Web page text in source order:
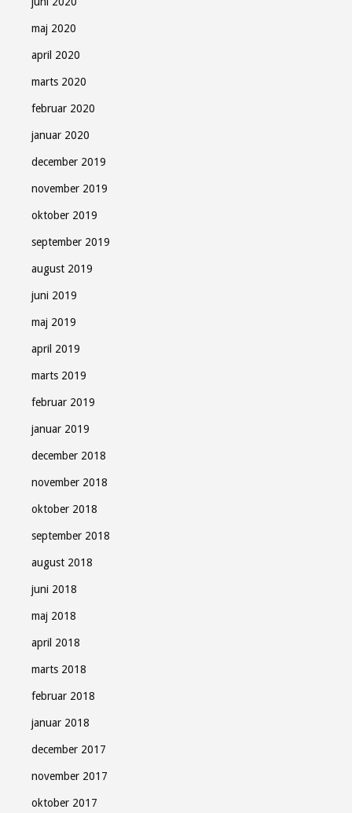
maj 2020
april 2020
marts 2020
februar 2020
januar 2020
december 2019
november 2019
oktober 2019
september 2019
august 2019
juni 2019
maj 2019
april 2019
marts 2019
februar 2019
januar 2019
december 2018
november 2018
oktober 2018
september 2018
august 2018
juni 2018
maj 2018
april 2018
marts 2018
februar 2018
januar 2018
december 2017
november 2017
oktober 2017